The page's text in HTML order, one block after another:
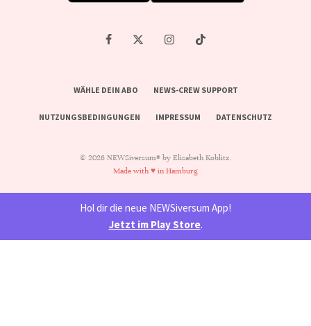
WÄHLE DEIN ABO NEWS-CREW SUPPORT
NUTZUNGSBEDINGUNGEN IMPRESSUM DATENSCHUTZ
© 2026 NEWSiversum® by Elisabeth Koblitz.
Made with ♥ in Hamburg
Hol dir die neue NEWSiversum App!
Jetzt im Play Store.